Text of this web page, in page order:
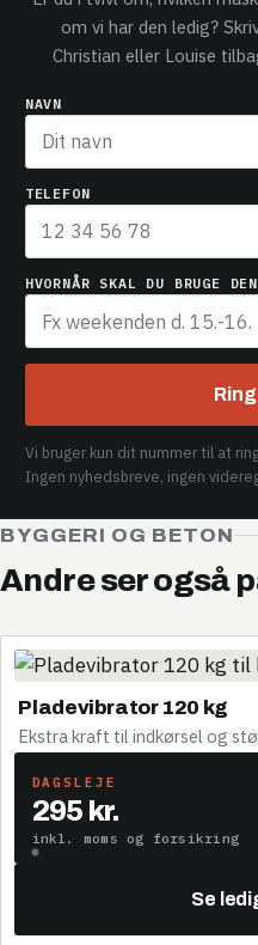
om vi har den ledig?
Christian eller Louise
NAVN
TELEFON
HVORNÅR SKAL DU BRUGE
Vi bruger kun dit nummer til at
Ingen nyhedsbreve, ingen
BYGGERI OG BETON
Andre ser også
Pladevibrator 120 kg
Ekstra kraft til indkørsel og
DAGSLEJE
295 kr.
inkl. moms og forsikring
Se